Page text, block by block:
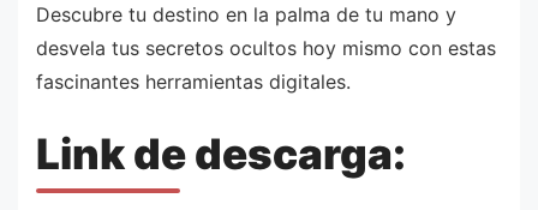
Descubre tu destino en la palma de tu mano y
desvela tus secretos ocultos hoy mismo con estas
fascinantes herramientas digitales.
Link de descarga: